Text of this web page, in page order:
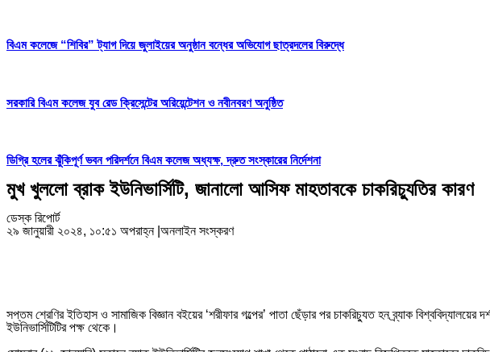
বিএম কলেজে “শিবির” ট্যাগ দিয়ে জুলাইয়ের অনুষ্ঠান বন্ধের অভিযোগ ছাত্রদলের বিরুদ্ধে
সরকারি বিএম কলেজ যুব রেড ক্রিসেন্টের অরিয়েন্টেশন ও নবীনবরণ অনুষ্ঠিত
ডিগ্রি হলের ঝুঁকিপূর্ণ ভবন পরিদর্শনে বিএম কলেজ অধ্যক্ষ, দ্রুত সংস্কারের নির্দেশনা
মুখ খুললো ব্রাক ইউনিভার্সিটি, জানালো আসিফ মাহতাবকে চাকরিচ্যুতির কারণ
ডেস্ক রিপোর্ট
২৯ জানুয়ারী ২০২৪, ১০:৫১ অপরাহ্ন অনলাইন সংস্করণ
সপ্তম শ্রেণির ইতিহাস ও সামাজিক বিজ্ঞান বইয়ের ‘শরীফার গল্পের’ পাতা ছেঁড়ার পর চাকরিচ্যুত হন ব্র্যাক
ইউনিভার্সিটিটির পক্ষ থেকে।